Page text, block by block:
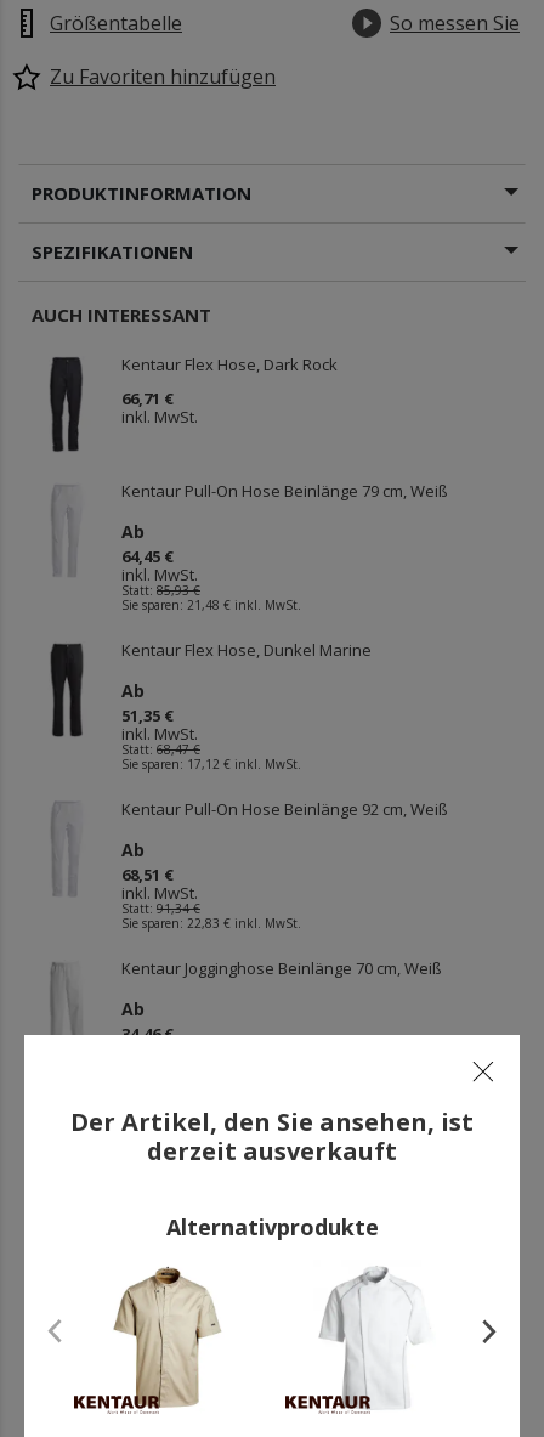
Größentabelle
So messen Sie
Zu Favoriten hinzufügen
PRODUKTINFORMATION
SPEZIFIKATIONEN
AUCH INTERESSANT
Kentaur Flex Hose, Dark Rock
66,71 €
inkl. MwSt.
Kentaur Pull-On Hose Beinlänge 79 cm, Weiß
Ab
64,45 €
inkl. MwSt.
Statt: 85,93 €
Sie sparen: 21,48 € inkl. MwSt.
Kentaur Flex Hose, Dunkel Marine
Ab
51,35 €
inkl. MwSt.
Statt: 68,47 €
Sie sparen: 17,12 € inkl. MwSt.
Kentaur Pull-On Hose Beinlänge 92 cm, Weiß
Ab
68,51 €
inkl. MwSt.
Statt: 91,34 €
Sie sparen: 22,83 € inkl. MwSt.
Kentaur Jogginghose Beinlänge 70 cm, Weiß
Ab
34,46 €
GEFALLEN
Der Artikel, den Sie ansehen, ist
derzeit ausverkauft
Alternativprodukte